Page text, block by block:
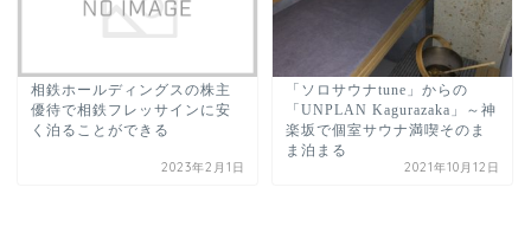
相鉄ホールディングスの株主
優待で相鉄フレッサインに安
く泊ることができる
2023年2月1日
「ソロサウナtune」からの
「UNPLAN Kagurazaka」～神
楽坂で個室サウナ満喫そのま
ま泊まる
2021年10月12日